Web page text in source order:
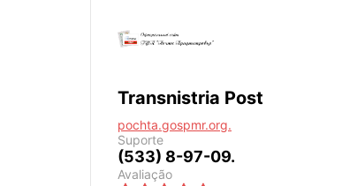
Transnistria Post
pochta.gospmr.org.
Suporte
(533) 8-97-09.
Avaliação